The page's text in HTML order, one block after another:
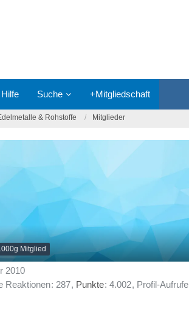
Hilfe Suche +Mitgliedschaft
& Rohstoffe Mitglieder
Mitglied
2010
Reaktionen 287 Punkte 4.002 Profil-Aufrufe